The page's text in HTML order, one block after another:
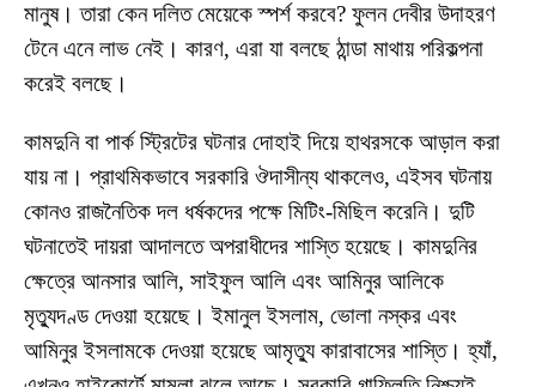
মানুষ। তারা কেন দলিত মেয়েকে স্পর্শ করবে? ফুলন দেবীর উদাহরণ
টেনে এনে লাভ নেই। কারণ, এরা যা বলছে ঠান্ডা মাথায় পরিকল্পনা
করেই বলছে।
কামদুনি বা পার্ক স্ট্রিটের ঘটনার দোহাই দিয়ে হাথরসকে আড়াল করা
যায় না। প্রাথমিকভাবে সরকারি ঔদাসীন্য থাকলেও, এইসব ঘটনায়
কোনও রাজনৈতিক দল ধর্ষকদের পক্ষে মিটিং-মিছিল করেনি। দুটি
ঘটনাতেই দায়রা আদালতে অপরাধীদের শাস্তি হয়েছে। কামদুনির
ক্ষেত্রে আনসার আলি, সাইফুল আলি এবং আমিনুর আলিকে
মৃত্যুদণ্ড দেওয়া হয়েছে। ইমানুল ইসলাম, ভোলা নস্কর এবং
আমিনুর ইসলামকে দেওয়া হয়েছে আমৃত্যু কারাবাসের শাস্তি। হ্যাঁ,